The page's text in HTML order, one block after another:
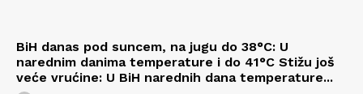
BiH danas pod suncem, na jugu do 38°C: U
narednim danima temperature i do 41°C Stižu još
veće vrućine: U BiH narednih dana temperature...